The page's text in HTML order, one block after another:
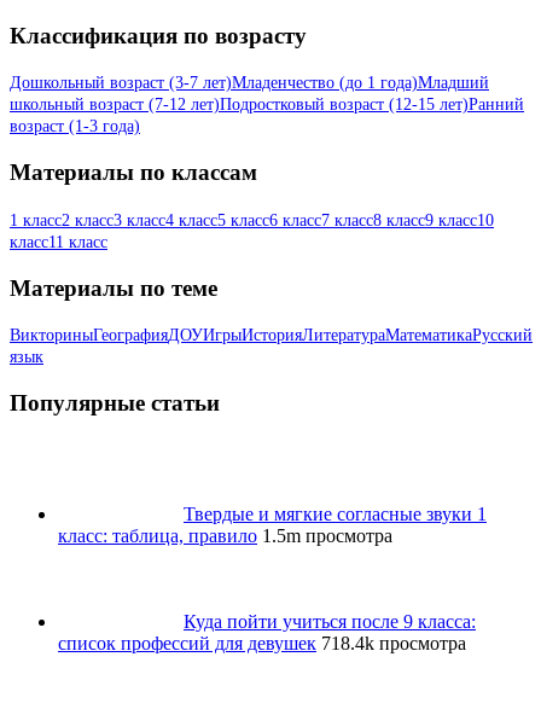
Классификация по возрасту
Дошкольный возраст (3-7 лет)Младенчество (до 1 года)Младший
школьный возраст (7-12 лет)Подростковый возраст (12-15 лет)Ранний
возраст (1-3 года)
Материалы по классам
1 класс2 класс3 класс4 класс5 класс6 класс7 класс8 класс9 класс10
класс11 класс
Материалы по теме
ВикториныГеографияДОУИгрыИсторияЛитератураМатематикаРусский
язык
Популярные статьи
Твердые и мягкие согласные звуки 1
класс: таблица, правило 1.5m просмотра
Куда пойти учиться после 9 класса:
список профессий для девушек 718.4k просмотра